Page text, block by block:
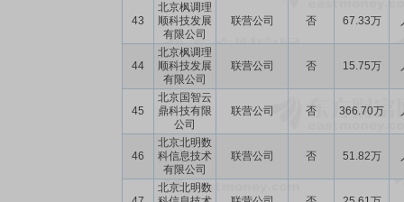
43
北京枫调理
顺科技发展
有限公司
联营公司 否 67.33万
44
北京枫调理
顺科技发展
有限公司
联营公司 否 15.75万
45
北京国智云
鼎科技有限
公司
联营公司 否 366.70万
46
北京北明数
科信息技术
有限公司
联营公司 否 51.82万
北京北明数